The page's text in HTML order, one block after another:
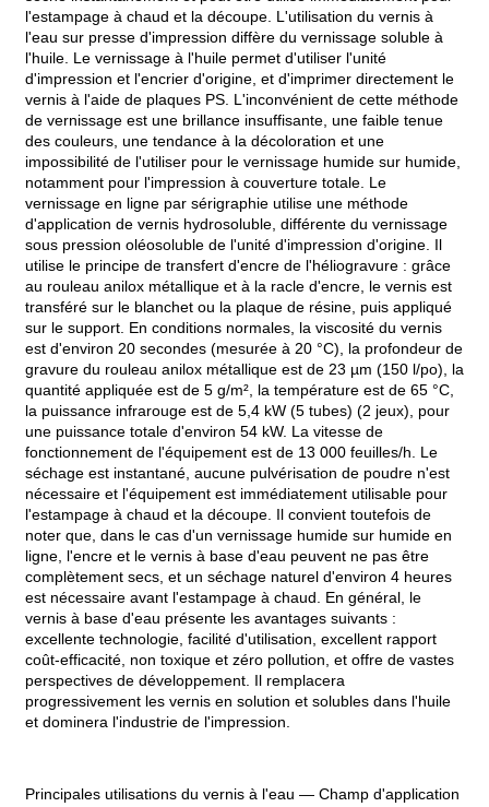
l'estampage à chaud et la découpe. L'utilisation du vernis à
l'eau sur presse d'impression diffère du vernissage soluble à
l'huile. Le vernissage à l'huile permet d'utiliser l'unité
d'impression et l'encrier d'origine, et d'imprimer directement le
vernis à l'aide de plaques PS. L'inconvénient de cette méthode
de vernissage est une brillance insuffisante, une faible tenue
des couleurs, une tendance à la décoloration et une
impossibilité de l'utiliser pour le vernissage humide sur humide,
notamment pour l'impression à couverture totale. Le
vernissage en ligne par sérigraphie utilise une méthode
d'application de vernis hydrosoluble, différente du vernissage
sous pression oléosoluble de l'unité d'impression d'origine. Il
utilise le principe de transfert d'encre de l'héliogravure : grâce
au rouleau anilox métallique et à la racle d'encre, le vernis est
transféré sur le blanchet ou la plaque de résine, puis appliqué
sur le support. En conditions normales, la viscosité du vernis
est d'environ 20 secondes (mesurée à 20 °C), la profondeur de
gravure du rouleau anilox métallique est de 23 µm (150 l/po), la
quantité appliquée est de 5 g/m², la température est de 65 °C,
la puissance infrarouge est de 5,4 kW (5 tubes) (2 jeux), pour
une puissance totale d'environ 54 kW. La vitesse de
fonctionnement de l'équipement est de 13 000 feuilles/h. Le
séchage est instantané, aucune pulvérisation de poudre n'est
nécessaire et l'équipement est immédiatement utilisable pour
l'estampage à chaud et la découpe. Il convient toutefois de
noter que, dans le cas d'un vernissage humide sur humide en
ligne, l'encre et le vernis à base d'eau peuvent ne pas être
complètement secs, et un séchage naturel d'environ 4 heures
est nécessaire avant l'estampage à chaud. En général, le
vernis à base d'eau présente les avantages suivants :
excellente technologie, facilité d'utilisation, excellent rapport
coût-efficacité, non toxique et zéro pollution, et offre de vastes
perspectives de développement. Il remplacera
progressivement les vernis en solution et solubles dans l'huile
et dominera l'industrie de l'impression.
Principales utilisations du vernis à l'eau — Champ d'application